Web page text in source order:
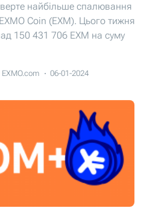
найбільше спалювання
Coin (EXM). Цього тижня
150 431 706 EХМ на суму
EXMO.com 06-01-2024